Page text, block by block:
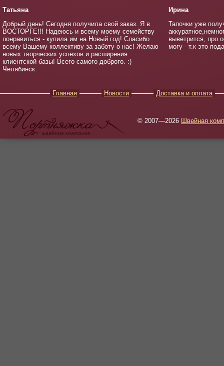
Татьяна
Добрый день! Сегодня получила свой заказ. Я в
ВОСТОРГЕ!!! Надеюсь и всему моему семейству
понравиться - купила им на Новый год! Спасибо
всему Вашему коллективу за заботу о нас! Желаю
новых творческих успехов и расширения
клиентской базы! Всего самого доброго. :)
Челябинск.
Ирина
Тапочки уже
выветрится, про
могу - т.к это
Главная Новости Доставка и оплата
© 2007—2026 Швейная